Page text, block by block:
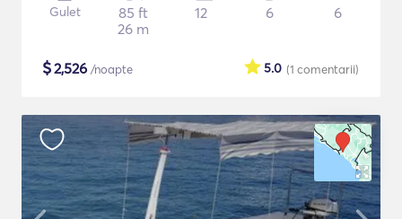
Gulet
85 ft
26 m
12 6 6
$2,526 /noapte (1 comentarii)
5.0